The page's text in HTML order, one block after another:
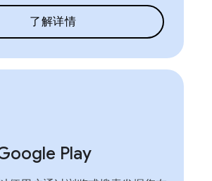
了解详情
Play